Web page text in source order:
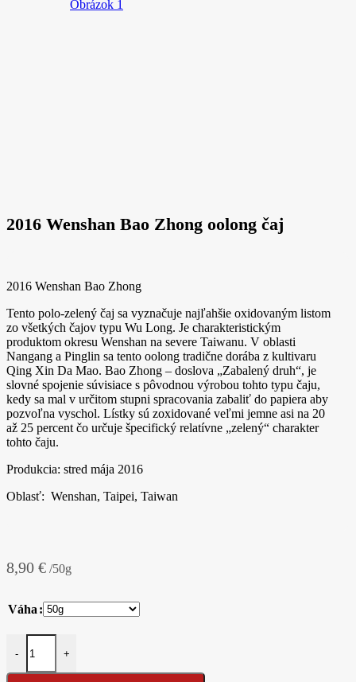
2016 Wenshan Bao Zhong oolong čaj
2016 Wenshan Bao Zhong
Tento polo-zelený čaj sa vyznačuje najľahšie oxidovaným listom
zo všetkých čajov typu Wu Long. Je charakteristickým
produktom okresu Wenshan na severe Taiwanu. V oblasti
Nangang a Pinglin sa tento oolong tradične dorába z kultivaru
Qing Xin Da Mao. Bao Zhong – doslova „Zabalený druh“, je
slovné spojenie súvisiace s pôvodnou výrobou tohto typu čaju,
kedy sa mal v určitom stupni spracovania zabaliť do papiera aby
pozvoľna vyschol. Lístky sú zoxidované veľmi jemne asi na 20
až 25 percent čo určuje špecifický relatívne „zelený“ charakter
tohto čaju.
Produkcia: stred mája 2016
Oblasť: Wenshan, Taipei, Taiwan
8,90 € /50g
Váha
-
množstvo 2016 Wenshan Bao Zhong oolong čaj
+